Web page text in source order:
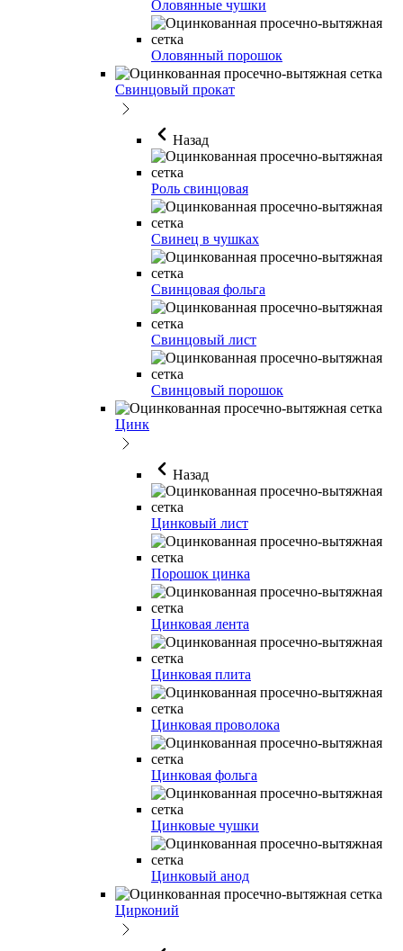
Оловянные чушки
Оловянный порошок
Свинцовый прокат
Назад
Роль свинцовая
Свинец в чушках
Свинцовая фольга
Свинцовый лист
Свинцовый порошок
Цинк
Назад
Цинковый лист
Порошок цинка
Цинковая лента
Цинковая плита
Цинковая проволока
Цинковая фольга
Цинковые чушки
Цинковый анод
Цирконий